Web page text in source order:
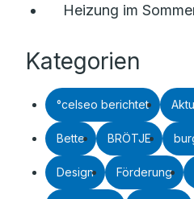
Heizung im
Kategorien
°celseo berichtet
Bette BRÖTJE
Design Förderung